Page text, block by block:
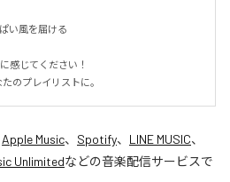
い風を届ける
のプレイリストに。
Apple Music、 Spotify、 LINE MUSIC、
Unlimitedなどの音楽配信サービスで